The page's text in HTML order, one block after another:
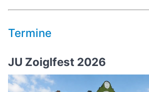
Termine
JU Zoiglfest 2026